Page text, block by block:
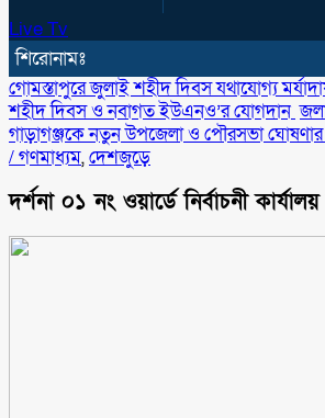
Live Tv
শিরোনামঃ
গোমস্তাপুরে জুলাই শহীদ দিবস যথাযোগ্য
শহীদ দিবস ও নবাগত ইউএনও’র যোগদান ‎
গাড়াগঞ্জকে নতুন উপজেলা ও পৌরসভা ঘোষণার
/গণমাধ্যম,দেশজুড়ে
দর্শনা ০১ নং ওয়ার্ডে নির্বাচনী